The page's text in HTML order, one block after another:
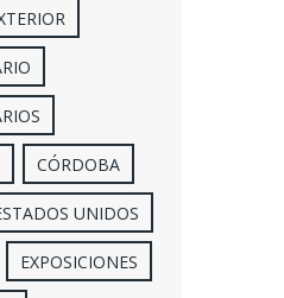
CÓRDOBA
UNIDOS
EXPOSICIONES